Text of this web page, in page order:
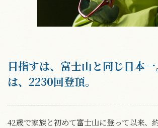
目指すは、富士山と同じ日本
は、2230回登頂。
42歳で家族と初めて富士山に登って以来、